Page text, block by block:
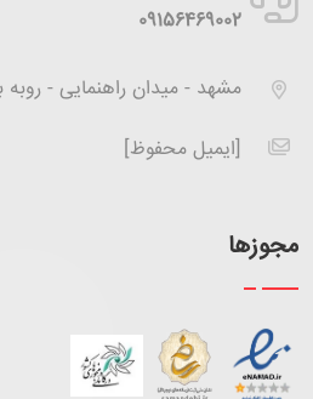
‪09156469002
مشهد - میدان راهنمایی - روبه به
[ایمیل محفوظ]
مجوزها